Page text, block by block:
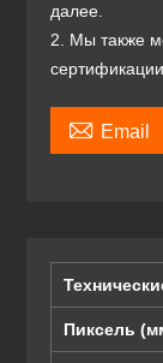
далее.
2. Мы также
 Email
Пиксель